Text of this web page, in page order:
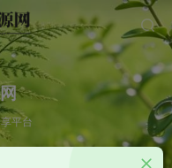
平台